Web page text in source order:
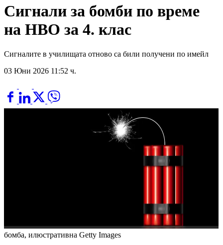
Сигнали за бомби по време
на НВО за 4. клас
Сигналите в училищата отново са били получени по имейл
03 Юни 2026 11:52 ч.
бомба, илюстративна Getty Images